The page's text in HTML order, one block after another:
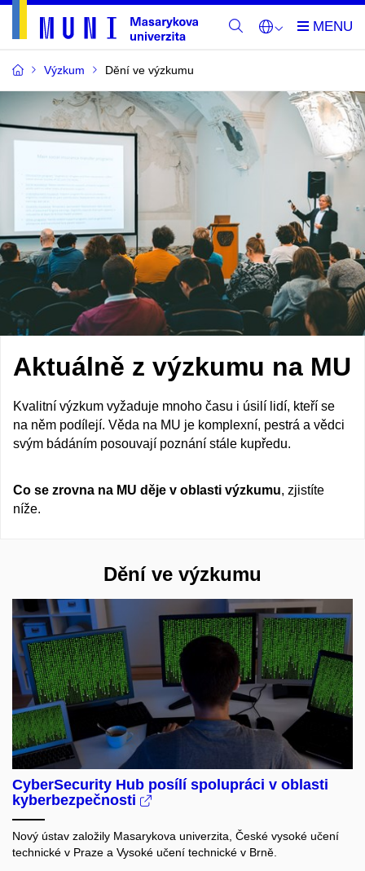
Výzkum Dění ve výzkumu
Aktuálně z výzkumu na MU
Kvalitní výzkum vyžaduje mnoho času i úsilí lidí, kteří se
na něm podílejí. Věda na MU je komplexní, pestrá a vědci
svým bádáním posouvají poznání stále kupředu.
Co se zrovna na MU děje v oblasti výzkumu, zjistíte
níže.
Dění ve výzkumu
CyberSecurity Hub posílí spolupráci v oblasti
kyberbezpečnosti
Nový ústav založily Masarykova univerzita, České vysoké učení
technické v Praze a Vysoké učení technické v Brně.